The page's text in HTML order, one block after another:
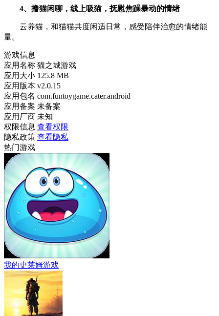
4、撸猫闲聊，线上吸猫，抚慰焦躁暴动的情绪
云养猫，和猫猫共度闲适日常，感受陪伴治愈的情绪能
量。
游戏信息
应用名称 猫之城游戏
应用大小 125.8 MB
应用版本 v2.0.15
应用包名 com.funtoygame.cater.android
应用备案 未备案
应用厂商 未知
权限信息 查看权限
隐私政策 查看隐私
热门游戏
我的史莱姆游戏